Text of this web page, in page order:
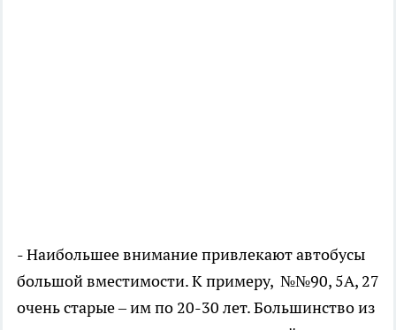
- Наибольшее внимание привлекают автобусы
большой вместимости. К примеру, №№90, 5А, 27
очень старые – им по 20-30 лет. Большинство из